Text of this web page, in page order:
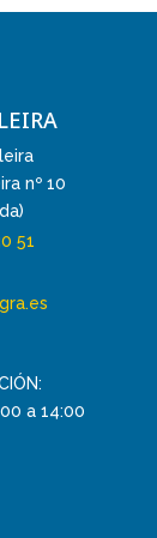
nº 10
51
a 14:00